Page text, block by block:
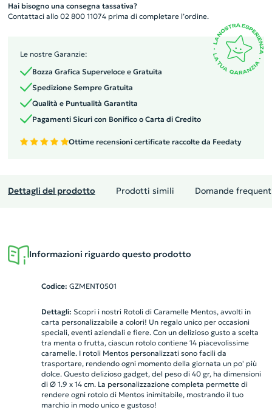
Hai bisogno una consegna tassativa?
Contattaci allo 02 800 11074 prima di completare l’ordine.
Le nostre Garanzie:
Bozza Grafica Superveloce e Gratuita
Spedizione Sempre Gratuita
Qualità e Puntualità Garantita
Pagamenti Sicuri con Bonifico o Carta di Credito
Ottime recensioni certificate raccolte da Feedaty
Dettagli del prodotto Prodotti simili Domande
Informazioni riguardo questo prodotto
Codice: GZMENT0501
Dettagli: Scopri i nostri Rotoli di Caramelle Mentos, avvolti in
carta personalizzabile a colori! Un regalo unico per occasioni
speciali, eventi aziendali e fiere. Con un delizioso gusto a scelta
tra menta o frutta, ciascun rotolo contiene 14 piacevolissime
caramelle. I rotoli Mentos personalizzati sono facili da
trasportare, rendendo ogni momento della giornata un po' più
dolce. Questo delizioso gadget, del peso di 40 gr, ha dimensioni
di Ø 1.9 x 14 cm. La personalizzazione completa permette di
rendere ogni rotolo di Mentos inimitabile, mostrando il tuo
marchio in modo unico e gustoso!